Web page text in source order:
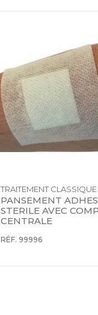
PANSEMENT
STERILE AVEC
CENTRALE
RÉF. 99996